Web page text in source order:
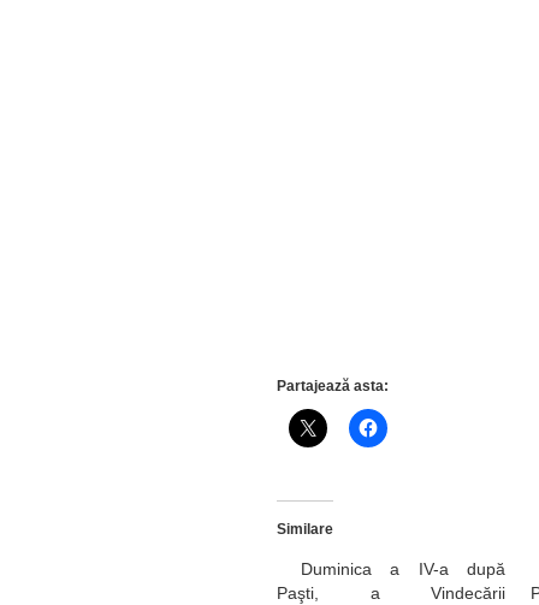
Partajează asta:
Similare
Duminica a IV-a după
Paşti, a Vindecării